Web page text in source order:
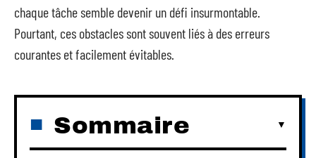
chaque tâche semble devenir un défi insurmontable.
Pourtant, ces obstacles sont souvent liés à des erreurs
courantes et facilement évitables.
Sommaire